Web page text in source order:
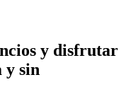
y disfrutar
y sin